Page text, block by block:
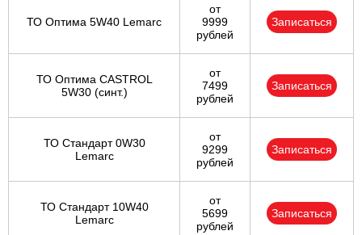
ТО Оптима 5W40 Lemarc
от
9999
рублей
Записаться
ТО Оптима CASTROL
5W30 (синт.)
от
7499
рублей
Записаться
ТО Стандарт 0W30
Lemarc
от
9299
рублей
Записаться
ТО Стандарт 10W40
Lemarc
от
5699
рублей
Записаться